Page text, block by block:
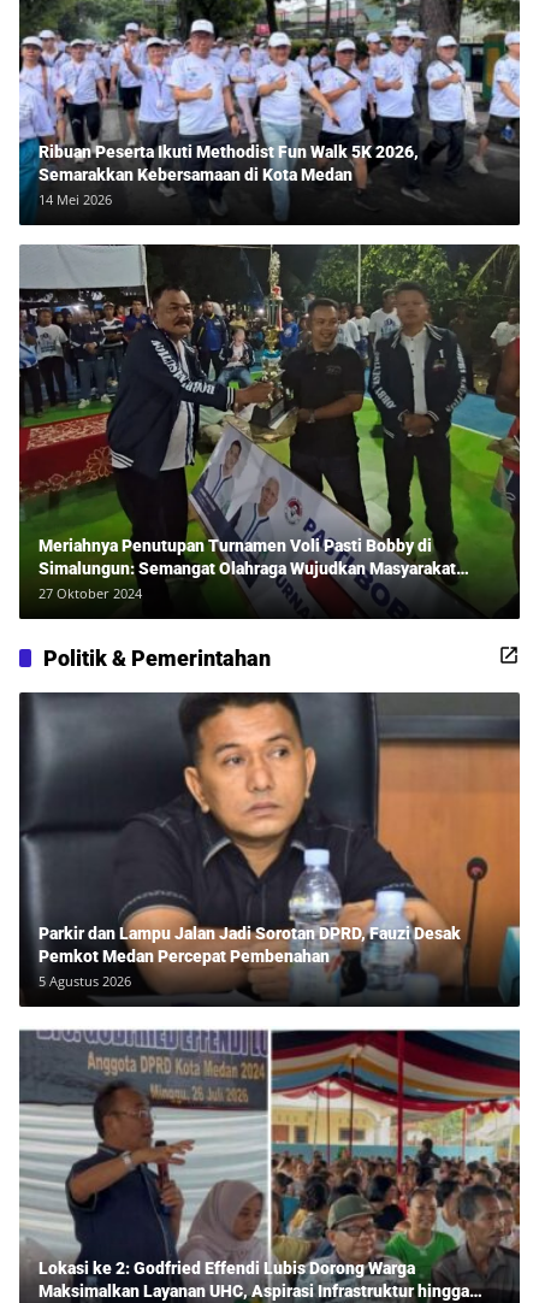
Ribuan Peserta Ikuti Methodist Fun Walk 5K 2026,
Semarakkan Kebersamaan di Kota Medan
14 Mei 2026
Meriahnya Penutupan Turnamen Voli Pasti Bobby di
Simalungun: Semangat Olahraga Wujudkan Masyarakat
Sehat Bersama Erwan Rozadi dan Ribuan Penonton!
27 Oktober 2024
Politik & Pemerintahan
Parkir dan Lampu Jalan Jadi Sorotan DPRD, Fauzi Desak
Pemkot Medan Percepat Pembenahan
5 Agustus 2026
Lokasi ke 2: Godfried Effendi Lubis Dorong Warga
Maksimalkan Layanan UHC, Aspirasi Infrastruktur hingga